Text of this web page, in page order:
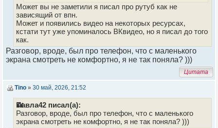
Может вы не заметили я писал про рутуб как не
зависящий от впн.
Может и появились видео на некоторых ресурсах,
кстати тут уже упоминалось ВКвидео, но я писал до того
как.
Разговор, вроде, был про телефон, что с маленького
экрана смотреть не комфортно, я не так поняла? )))
Цитата
Tino » 30 май, 2026, 21:52
Павла42 писал(а):
Разговор, вроде, был про телефон, что с маленького
экрана смотреть не комфортно, я не так поняла? )))